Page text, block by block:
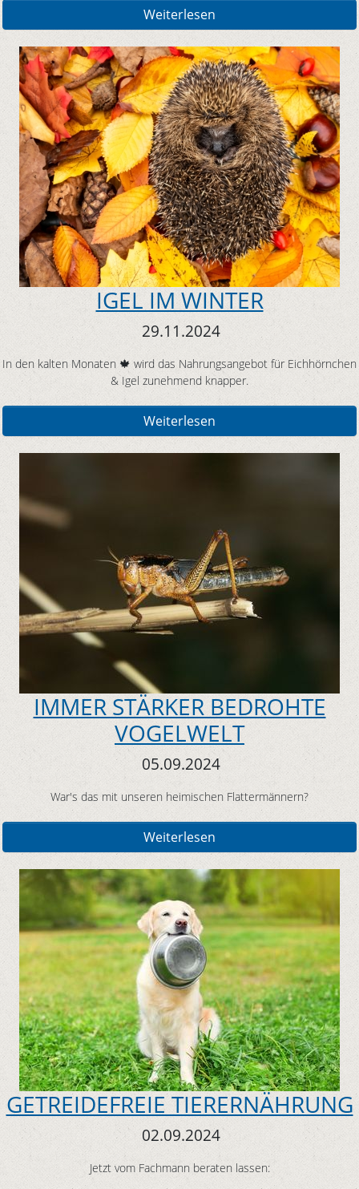
Weiterlesen
IGEL IM WINTER
29.11.2024
In den kalten Monaten 🍁 wird das Nahrungsangebot für Eichhörnchen
& Igel zunehmend knapper.
Weiterlesen
IMMER STÄRKER BEDROHTE
VOGELWELT
05.09.2024
War's das mit unseren heimischen Flattermännern?
Weiterlesen
GETREIDEFREIE TIERERNÄHRUNG
02.09.2024
Jetzt vom Fachmann beraten lassen: